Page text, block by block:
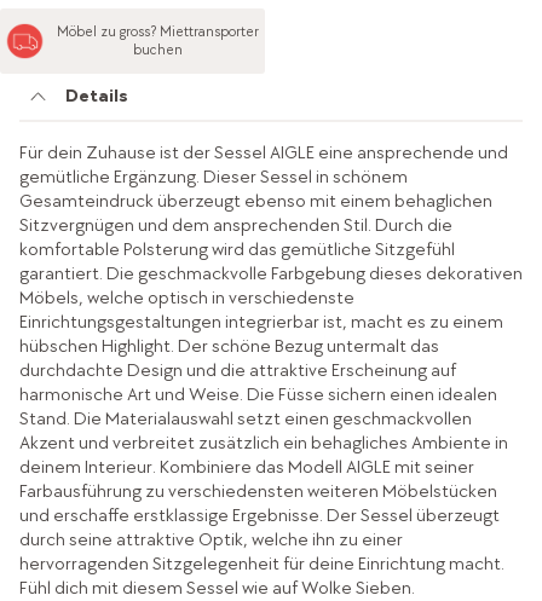
Möbel zu gross? Miettransporter
buchen
Details
Für dein Zuhause ist der Sessel AIGLE eine ansprechende und
gemütliche Ergänzung. Dieser Sessel in schönem
Gesamteindruck überzeugt ebenso mit einem behaglichen
Sitzvergnügen und dem ansprechenden Stil. Durch die
komfortable Polsterung wird das gemütliche Sitzgefühl
garantiert. Die geschmackvolle Farbgebung dieses dekorativen
Möbels, welche optisch in verschiedenste
Einrichtungsgestaltungen integrierbar ist, macht es zu einem
hübschen Highlight. Der schöne Bezug untermalt das
durchdachte Design und die attraktive Erscheinung auf
harmonische Art und Weise. Die Füsse sichern einen idealen
Stand. Die Materialauswahl setzt einen geschmackvollen
Akzent und verbreitet zusätzlich ein behagliches Ambiente in
deinem Interieur. Kombiniere das Modell AIGLE mit seiner
Farbausführung zu verschiedensten weiteren Möbelstücken
und erschaffe erstklassige Ergebnisse. Der Sessel überzeugt
durch seine attraktive Optik, welche ihn zu einer
hervorragenden Sitzgelegenheit für deine Einrichtung macht.
Fühl dich mit diesem Sessel wie auf Wolke Sieben.